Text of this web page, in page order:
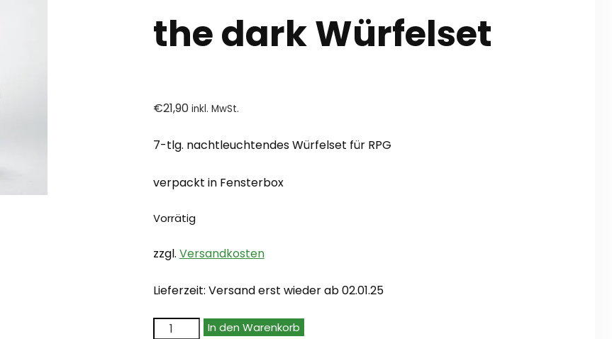
the dark Würfelset
€21,90 inkl. MwSt.
7-tlg. nachtleuchtendes Würfelset für RPG
verpackt in Fensterbox
Vorrätig
zzgl. Versandkosten
Lieferzeit: Versand erst wieder ab 02.01.25
In den Warenkorb